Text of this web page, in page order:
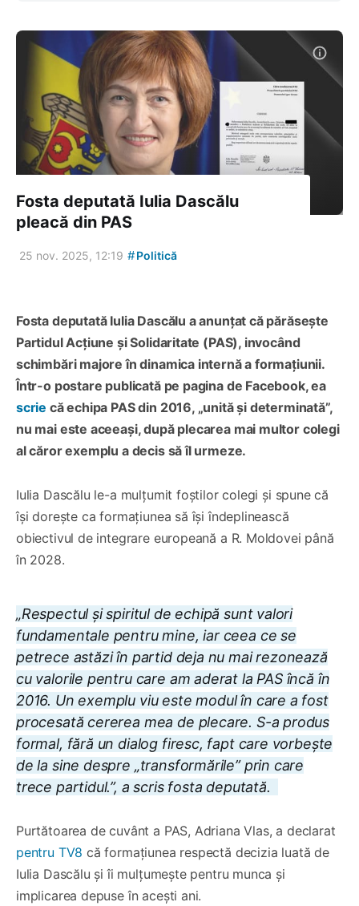
Fosta deputată Iulia Dascălu
pleacă din PAS
25 nov. 2025, 12:19 #Politică
Fosta deputată Iulia Dascălu a anunțat că părăsește
Partidul Acțiune și Solidaritate (PAS), invocând
schimbări majore în dinamica internă a formațiunii.
Într-o postare publicată pe pagina de Facebook, ea
scrie că echipa PAS din 2016, „unită și determinată”,
nu mai este aceeași, după plecarea mai multor colegi
al căror exemplu a decis să îl urmeze.
Iulia Dascălu le-a mulțumit foștilor colegi și spune că
își dorește ca formațiunea să își îndeplinească
obiectivul de integrare europeană a R. Moldovei până
în 2028.
„Respectul și spiritul de echipă sunt valori
fundamentale pentru mine, iar ceea ce se
petrece astăzi în partid deja nu mai rezonează
cu valorile pentru care am aderat la PAS încă în
2016. Un exemplu viu este modul în care a fost
procesată cererea mea de plecare. S-a produs
formal, fără un dialog firesc, fapt care vorbește
de la sine despre „transformările” prin care
trece partidul.”, a scris fosta deputată.
Purtătoarea de cuvânt a PAS, Adriana Vlas, a declarat
pentru TV8 că formațiunea respectă decizia luată de
Iulia Dascălu și îi mulțumește pentru munca și
implicarea depuse în acești ani.